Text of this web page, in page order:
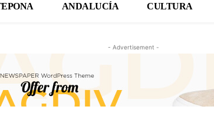
ANDALUCÍA CULTURA
- Advertisement -